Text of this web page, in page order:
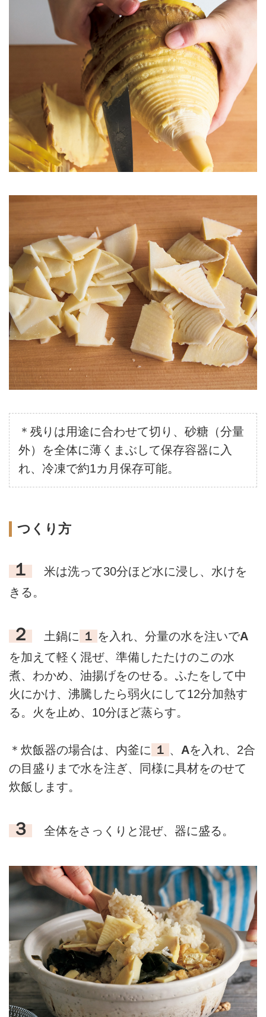
＊残りは用途に合わせて切り、砂糖（分量
外）を全体に薄くまぶして保存容器に入
れ、冷凍で約1カ月保存可能。
つくり方
１
米は洗って30分ほど水に浸し、水けを
きる。
２ 土鍋に １ を入れ、分量の水を注いでA
を加えて軽く混ぜ、準備したたけのこの水
煮、わかめ、油揚げをのせる。ふたをして中
火にかけ、沸騰したら弱火にして12分加熱す
る。火を止め、10分ほど蒸らす。
＊炊飯器の場合は、内釜に １ 、 Aを入れ、2合
の目盛りまで水を注ぎ、同様に具材をのせて
炊飯します。
３ 全体をさっくりと混ぜ、器に盛る。